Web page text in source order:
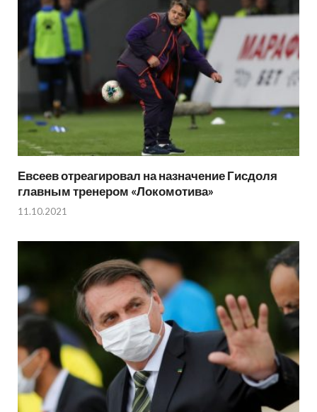
Евсеев отреагировал на назначение Гисдоля
главным тренером «Локомотива»
11.10.2021